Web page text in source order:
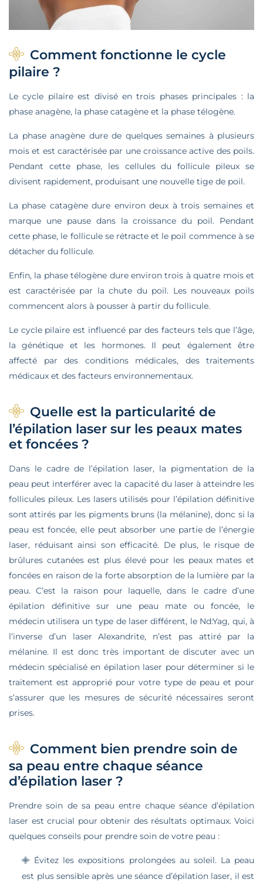
Comment fonctionne le cycle
pilaire ?
Le cycle pilaire est divisé en trois phases principales : la
phase anagène, la phase catagène et la phase télogène.
La phase anagène dure de quelques semaines à plusieurs
mois et est caractérisée par une croissance active des poils.
Pendant cette phase, les cellules du follicule pileux se
divisent rapidement, produisant une nouvelle tige de poil.
La phase catagène dure environ deux à trois semaines et
marque une pause dans la croissance du poil. Pendant
cette phase, le follicule se rétracte et le poil commence à se
détacher du follicule.
Enfin, la phase télogène dure environ trois à quatre mois et
est caractérisée par la chute du poil. Les nouveaux poils
commencent alors à pousser à partir du follicule.
Le cycle pilaire est influencé par des facteurs tels que l’âge,
la génétique et les hormones. Il peut également être
affecté par des conditions médicales, des traitements
médicaux et des facteurs environnementaux.
Quelle est la particularité de
l’épilation laser sur les peaux mates
et foncées ?
Dans le cadre de l’épilation laser, la pigmentation de la
peau peut interférer avec la capacité du laser à atteindre les
follicules pileux. Les lasers utilisés pour l’épilation définitive
sont attirés par les pigments bruns (la mélanine), donc si la
peau est foncée, elle peut absorber une partie de l’énergie
laser, réduisant ainsi son efficacité. De plus, le risque de
brûlures cutanées est plus élevé pour les peaux mates et
foncées en raison de la forte absorption de la lumière par la
peau. C’est la raison pour laquelle, dans le cadre d’une
épilation définitive sur une peau mate ou foncée, le
médecin utilisera un type de laser différent, le Nd:Yag, qui, à
l’inverse d’un laser Alexandrite, n’est pas attiré par la
mélanine. Il est donc très important de discuter avec un
médecin spécialisé en épilation laser pour déterminer si le
traitement est approprié pour votre type de peau et pour
s’assurer que les mesures de sécurité nécessaires seront
prises.
Comment bien prendre soin de
sa peau entre chaque séance
d’épilation laser ?
Prendre soin de sa peau entre chaque séance d’épilation
laser est crucial pour obtenir des résultats optimaux. Voici
quelques conseils pour prendre soin de votre peau :
Évitez les expositions prolongées au soleil. La peau
est plus sensible après une séance d’épilation laser, il est